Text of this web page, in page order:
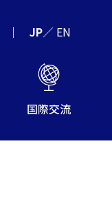
国際交流
JP／ EN